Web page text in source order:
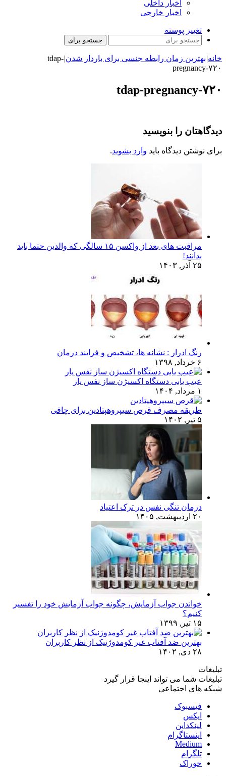
اخبار داخلی
اخبار خارجی
تغییر پوسته
جستجو برای
خانه|بهترین زمان رابطه جنسی برای باردار شدن|
tdap-
pregnancy-۷۲۰
tdap-pregnancy-۷۲۰
دیدگاهتان را بنویسید
برای نوشتن دیدگاه باید وارد بشوید.
مراقبت های بعد از واکسن ۱۵ سالگی که والدین حتما باید
بدانند!
۲۵ آذر, ۱۴۰۳
رنگ ادرار : نشانه ها، تشخیص و فرایند درمان
۶ خرداد, ۱۳۹۸
عیب یابی دستگاه اکسیژن ساز نفس یار
۱ مرداد, ۱۴۰۴
طریقه مصرف قرص سیپروهپتادین برای چاقی
۵ تیر, ۱۴۰۲
درمان تنگی نفس در ترک اعتیاد
۲۰ اردیبهشت, ۱۴۰۵
خواندن جواب آزمایش، چگونه جواب آزمایش خود را تفسیر
کنیم؟
۱۵ تیر, ۱۳۹۹
بهترین ضد آفتاب غیر کومدوژنیک از نظر کاربران
۲۸ دی, ۱۴۰۲
تبلیغات
تبلیغات شما می تواند اینجا قرار گیرد
شبکه های اجتماعی
فیسبوک
ایکس
لینکداین
اینستاگرام
Medium
تلگرام
خوراک